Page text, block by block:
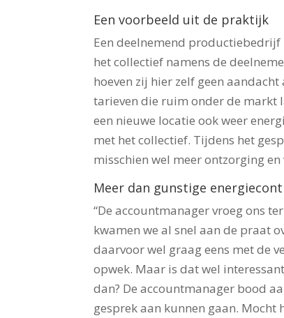
Een voorbeeld uit de praktijk
Een deelnemend
het collectief namens de
hoeven zij hier zelf geen
tarieven die ruim onder de markt
een nieuwe locatie ook weer
met het collectief. Tijdens het
misschien wel meer ontzorging
Meer dan gunstige
“De accountmanager vroeg ons
kwamen we al snel aan de praat
daarvoor wel graag eens met de
opwek. Maar is dat wel
dan? De accountmanager bood
gesprek aan kunnen gaan. Mocht